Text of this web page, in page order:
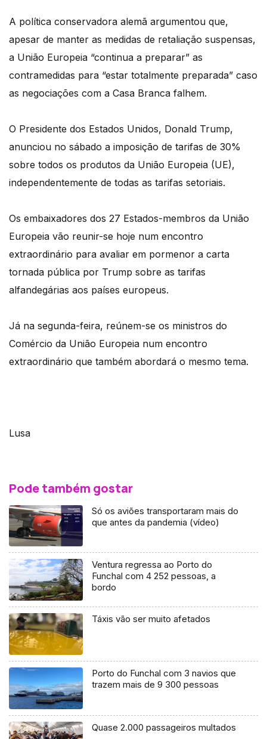
A política conservadora alemã argumentou que,
apesar de manter as medidas de retaliação suspensas,
a União Europeia “continua a preparar” as
contramedidas para “estar totalmente preparada” caso
as negociações com a Casa Branca falhem.
O Presidente dos Estados Unidos, Donald Trump,
anunciou no sábado a imposição de tarifas de 30%
sobre todos os produtos da União Europeia (UE),
independentemente de todas as tarifas setoriais.
Os embaixadores dos 27 Estados-membros da União
Europeia vão reunir-se hoje num encontro
extraordinário para avaliar em pormenor a carta
tornada pública por Trump sobre as tarifas
alfandegárias aos países europeus.
Já na segunda-feira, reúnem-se os ministros do
Comércio da União Europeia num encontro
extraordinário que também abordará o mesmo tema.
Lusa
Pode também gostar
Só os aviões transportaram mais do
que antes da pandemia (vídeo)
Ventura regressa ao Porto do
Funchal com 4 252 pessoas, a
bordo
Táxis vão ser muito afetados
Porto do Funchal com 3 navios que
trazem mais de 9 300 pessoas
Quase 2.000 passageiros multados